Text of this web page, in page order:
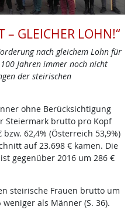
– GLEICHER LOHN!“
nach gleichem Lohn für
Jahren immer noch nicht
der steirischen
ohne Berücksichtigung
Steiermark brutto pro Kopf
62,4% (Österreich 53,9%)
auf 23.698 € kamen. Die
gegenüber 2016 um 286 €
steirische Frauen brutto um
als Männer (S. 36).